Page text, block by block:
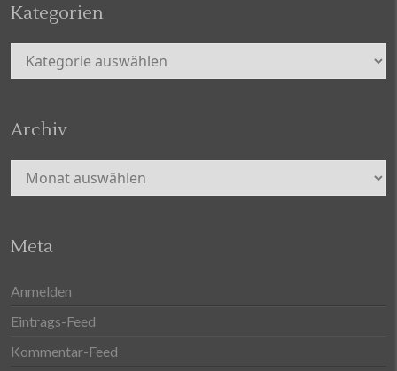
Kategorien
Kategorien
Archiv
Archiv
Meta
Anmelden
Eintrags-Feed
Kommentar-Feed